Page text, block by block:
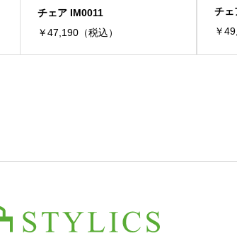
チェア IM0011
￥47,190（税込）
チェ
￥